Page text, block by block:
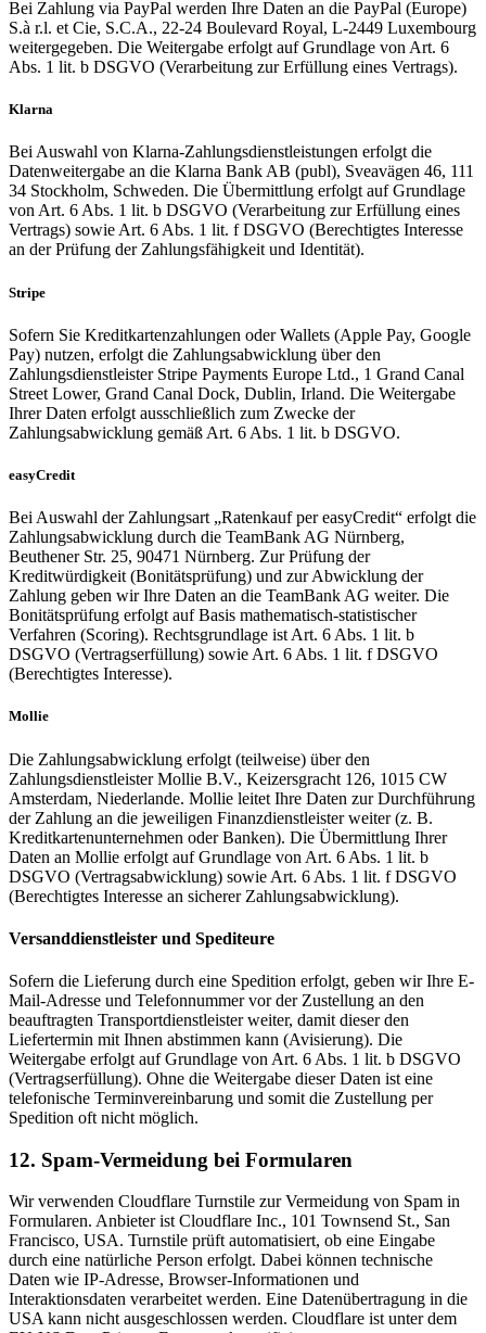
Bei Zahlung via PayPal werden Ihre Daten an die PayPal (Europe)
S.à r.l. et Cie, S.C.A., 22-24 Boulevard Royal, L-2449 Luxembourg
weitergegeben. Die Weitergabe erfolgt auf Grundlage von Art. 6
Abs. 1 lit. b DSGVO (Verarbeitung zur Erfüllung eines Vertrags).
Klarna
Bei Auswahl von Klarna-Zahlungsdienstleistungen erfolgt die
Datenweitergabe an die Klarna Bank AB (publ), Sveavägen 46, 111
34 Stockholm, Schweden. Die Übermittlung erfolgt auf Grundlage
von Art. 6 Abs. 1 lit. b DSGVO (Verarbeitung zur Erfüllung eines
Vertrags) sowie Art. 6 Abs. 1 lit. f DSGVO (Berechtigtes Interesse
an der Prüfung der Zahlungsfähigkeit und Identität).
Stripe
Sofern Sie Kreditkartenzahlungen oder Wallets (Apple Pay, Google
Pay) nutzen, erfolgt die Zahlungsabwicklung über den
Zahlungsdienstleister Stripe Payments Europe Ltd., 1 Grand Canal
Street Lower, Grand Canal Dock, Dublin, Irland. Die Weitergabe
Ihrer Daten erfolgt ausschließlich zum Zwecke der
Zahlungsabwicklung gemäß Art. 6 Abs. 1 lit. b DSGVO.
easyCredit
Bei Auswahl der Zahlungsart „Ratenkauf per easyCredit“ erfolgt die
Zahlungsabwicklung durch die TeamBank AG Nürnberg,
Beuthener Str. 25, 90471 Nürnberg. Zur Prüfung der
Kreditwürdigkeit (Bonitätsprüfung) und zur Abwicklung der
Zahlung geben wir Ihre Daten an die TeamBank AG weiter. Die
Bonitätsprüfung erfolgt auf Basis mathematisch-statistischer
Verfahren (Scoring). Rechtsgrundlage ist Art. 6 Abs. 1 lit. b
DSGVO (Vertragserfüllung) sowie Art. 6 Abs. 1 lit. f DSGVO
(Berechtigtes Interesse).
Mollie
Die Zahlungsabwicklung erfolgt (teilweise) über den
Zahlungsdienstleister Mollie B.V., Keizersgracht 126, 1015 CW
Amsterdam, Niederlande. Mollie leitet Ihre Daten zur Durchführung
der Zahlung an die jeweiligen Finanzdienstleister weiter (z. B.
Kreditkartenunternehmen oder Banken). Die Übermittlung Ihrer
Daten an Mollie erfolgt auf Grundlage von Art. 6 Abs. 1 lit. b
DSGVO (Vertragsabwicklung) sowie Art. 6 Abs. 1 lit. f DSGVO
(Berechtigtes Interesse an sicherer Zahlungsabwicklung).
Versanddienstleister und Spediteure
Sofern die Lieferung durch eine Spedition erfolgt, geben wir Ihre E-
Mail-Adresse und Telefonnummer vor der Zustellung an den
beauftragten Transportdienstleister weiter, damit dieser den
Liefertermin mit Ihnen abstimmen kann (Avisierung). Die
Weitergabe erfolgt auf Grundlage von Art. 6 Abs. 1 lit. b DSGVO
(Vertragserfüllung). Ohne die Weitergabe dieser Daten ist eine
telefonische Terminvereinbarung und somit die Zustellung per
Spedition oft nicht möglich.
12. Spam-Vermeidung bei Formularen
Wir verwenden Cloudflare Turnstile zur Vermeidung von Spam in
Formularen. Anbieter ist Cloudflare Inc., 101 Townsend St., San
Francisco, USA. Turnstile prüft automatisiert, ob eine Eingabe
durch eine natürliche Person erfolgt. Dabei können technische
Daten wie IP-Adresse, Browser-Informationen und
Interaktionsdaten verarbeitet werden. Eine Datenübertragung in die
USA kann nicht ausgeschlossen werden. Cloudflare ist unter dem